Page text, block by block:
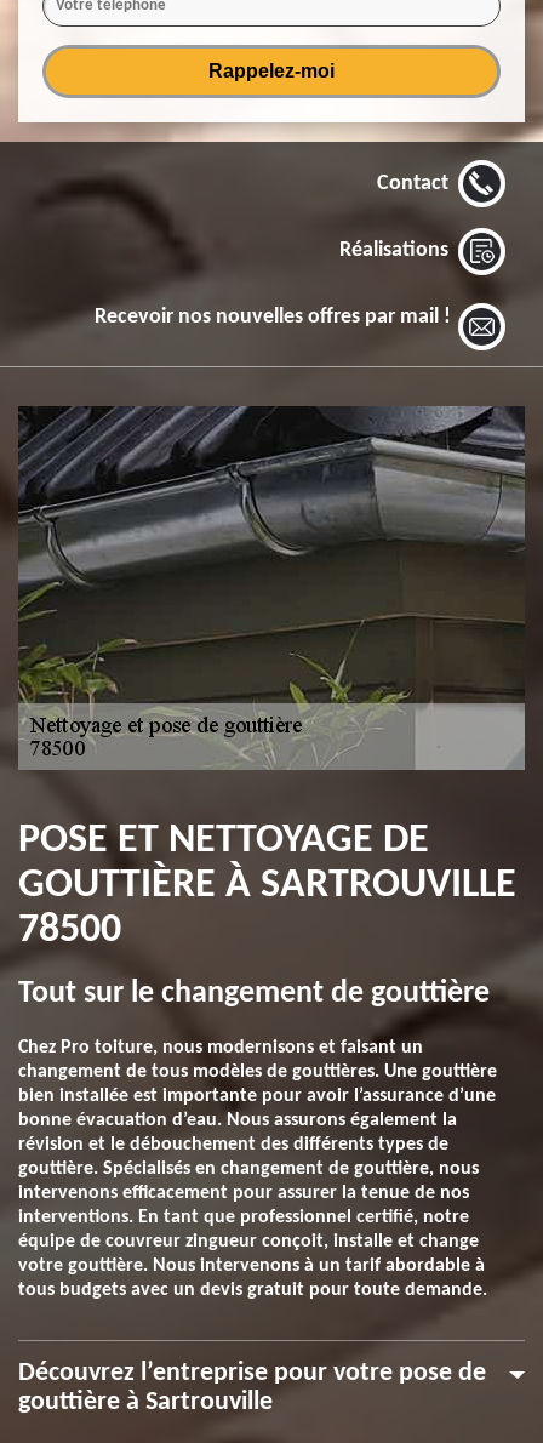
Contact
Réalisations
Recevoir nos nouvelles offres par mail !
POSE ET NETTOYAGE DE
GOUTTIÈRE À SARTROUVILLE
78500
Tout sur le changement de gouttière
Chez Pro toiture, nous modernisons et faisant un
changement de tous modèles de gouttières. Une gouttière
bien installée est importante pour avoir l’assurance d’une
bonne évacuation d’eau. Nous assurons également la
révision et le débouchement des différents types de
gouttière. Spécialisés en changement de gouttière, nous
intervenons efficacement pour assurer la tenue de nos
interventions. En tant que professionnel certifié, notre
équipe de couvreur zingueur conçoit, installe et change
votre gouttière. Nous intervenons à un tarif abordable à
tous budgets avec un devis gratuit pour toute demande.
Découvrez l’entreprise pour votre pose de
gouttière à Sartrouville